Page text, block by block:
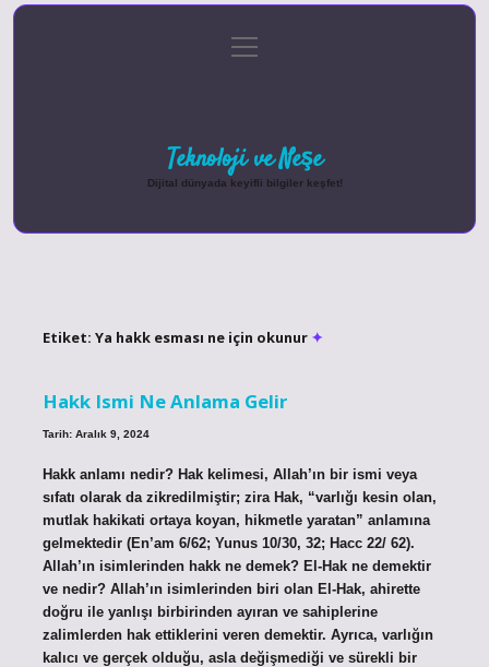
Gizlilik Politikası
menüyü
aç
Teknoloji ve Neşe
Dijital dünyada keyifli bilgiler keşfet!
Etiket: Ya hakk esması ne için okunur
Hakk Ismi Ne Anlama Gelir
Tarih: Aralık 9, 2024
Hakk anlamı nedir? Hak kelimesi, Allah’ın bir ismi veya
sıfatı olarak da zikredilmiştir; zira Hak, “varlığı kesin olan,
mutlak hakikati ortaya koyan, hikmetle yaratan” anlamına
gelmektedir (En’am 6/62; Yunus 10/30, 32; Hacc 22/ 62).
Allah’ın isimlerinden hakk ne demek? El-Hak ne demektir
ve nedir? Allah’ın isimlerinden biri olan El-Hak, ahirette
doğru ile yanlışı birbirinden ayıran ve sahiplerine
zalimlerden hak ettiklerini veren demektir. Ayrıca, varlığın
kalıcı ve gerçek olduğu, asla değişmediği ve sürekli bir